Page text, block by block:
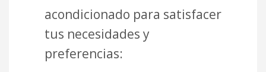
acondicionado para satisfacer
tus necesidades y
preferencias: